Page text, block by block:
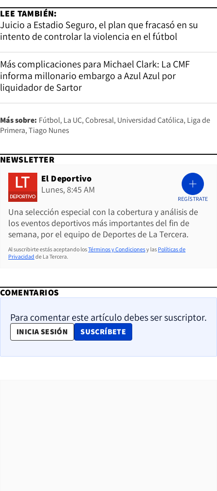
LEE TAMBIÉN:
Juicio a Estadio Seguro, el plan que fracasó en su
intento de controlar la violencia en el fútbol
Más complicaciones para Michael Clark: La CMF
informa millonario embargo a Azul Azul por
liquidador de Sartor
Más sobre: Fútbol La UC Cobresal Universidad Católica Liga de
Primera Tiago Nunes
NEWSLETTER
El Deportivo
Lunes, 8:45 AM
Una selección especial con la cobertura y análisis de
los eventos deportivos más importantes del fin de
semana, por el equipo de Deportes de La Tercera.
REGÍSTRATE
Al suscribirte estás aceptando losTérminos y Condicionesy las Políticas de
Privacidad de La Tercera.
COMENTARIOS
Para comentar este artículo debes ser suscriptor.
INICIA SESIÓN SUSCRÍBETE
OPENS IN NEW WINDOW